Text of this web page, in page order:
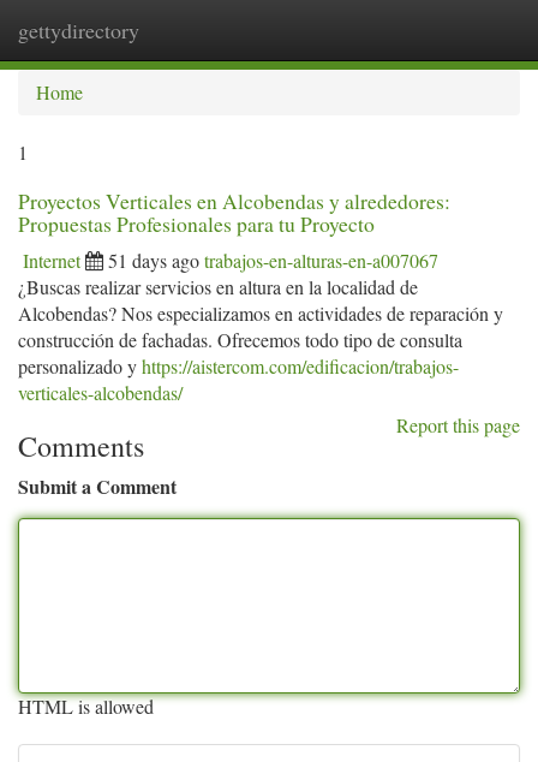
gettydirectory
Home
1
Proyectos Verticales en Alcobendas y alrededores:
Propuestas Profesionales para tu Proyecto
Internet 51 days agotrabajos-en-alturas-en-a007067
¿Buscas realizar servicios en altura en la localidad de
Alcobendas? Nos especializamos en actividades de reparación y
construcción de fachadas. Ofrecemos todo tipo de consulta
personalizado yhttps://aistercom.com/edificacion/trabajos-
verticales-alcobendas/
Report this page
Comments
Submit a Comment
HTML is allowed